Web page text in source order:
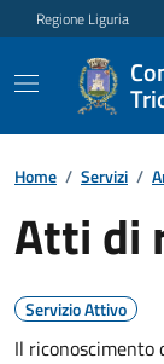
Regione Liguria
Home / Servizi /
Atti di
Servizio Attivo
Il riconoscimento